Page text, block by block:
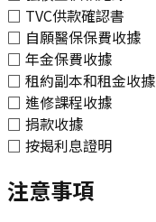
□ TVC供款確認書
□ 自願醫保保費收據
□ 年金保費收據
□ 租約副本和租金收據
□ 進修課程收據
□ 捐款收據
□ 按揭利息證明
注意事項